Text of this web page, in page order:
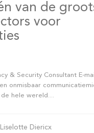
van de
voor
& Security Consultant E-
onmisbaar
hele wereld....
Liselotte Diericx